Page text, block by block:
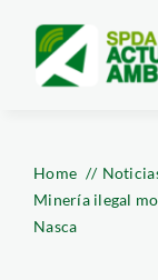
content
Home
Minería ilegal
Nasca